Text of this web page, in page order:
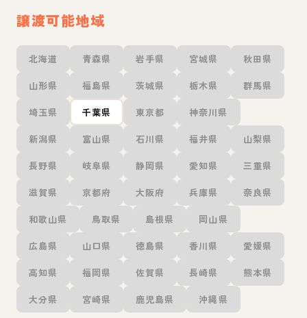
譲渡可能地域
北海道 青森県 岩手県 宮城県 秋田県
山形県 福島県 茨城県 栃木県 群馬県
埼玉県 千葉県 東京都 神奈川県
新潟県 富山県 石川県 福井県 山梨県
長野県 岐阜県 静岡県 愛知県 三重県
滋賀県 京都府 大阪府 兵庫県 奈良県
和歌山県 鳥取県 島根県 岡山県
広島県 山口県 徳島県 香川県 愛媛県
高知県 福岡県 佐賀県 長崎県 熊本県
大分県 宮崎県 鹿児島県 沖縄県